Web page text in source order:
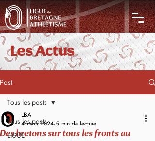
Les Actus
Post
Tous les posts
LIGUE
Tous les posts
Des bretons sur tous les fronts au
LBA
4 mars 2024 5 min de lecture